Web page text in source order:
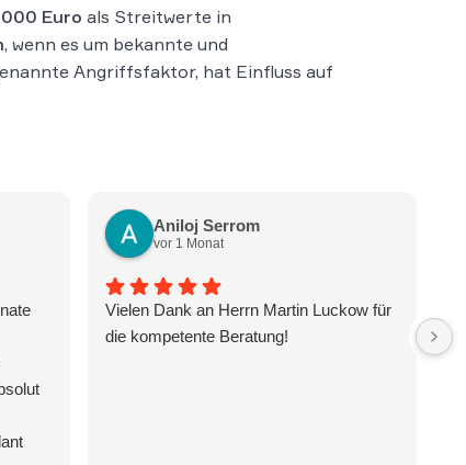
Euro als Streitwerte in
, wenn es um bekannte und
Angriffsfaktor, hat Einfluss auf
Aniloj Serrom
vor 1 Monat
Vielen Dank an Herrn Martin Luckow für
die kompetente Beratung!